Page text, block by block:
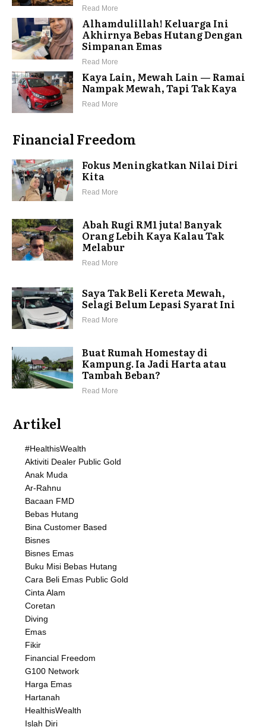
Read More
Alhamdulillah! Keluarga Ini
Akhirnya Bebas Hutang Dengan
Simpanan Emas
Read More
Kaya Lain, Mewah Lain — Ramai
Nampak Mewah, Tapi Tak Kaya
Read More
Financial Freedom
Fokus Meningkatkan Nilai Diri
Kita
Read More
Abah Rugi RM1 juta! Banyak
Orang Lebih Kaya Kalau Tak
Melabur
Read More
Saya Tak Beli Kereta Mewah,
Selagi Belum Lepasi Syarat Ini
Read More
Buat Rumah Homestay di
Kampung. Ia Jadi Harta atau
Tambah Beban?
Read More
Artikel
#HealthisWealth
Aktiviti Dealer Public Gold
Anak Muda
Ar-Rahnu
Bacaan FMD
Bebas Hutang
Bina Customer Based
Bisnes
Bisnes Emas
Buku Misi Bebas Hutang
Cara Beli Emas Public Gold
Cinta Alam
Coretan
Diving
Emas
Fikir
Financial Freedom
G100 Network
Harga Emas
Hartanah
HealthisWealth
Islah Diri